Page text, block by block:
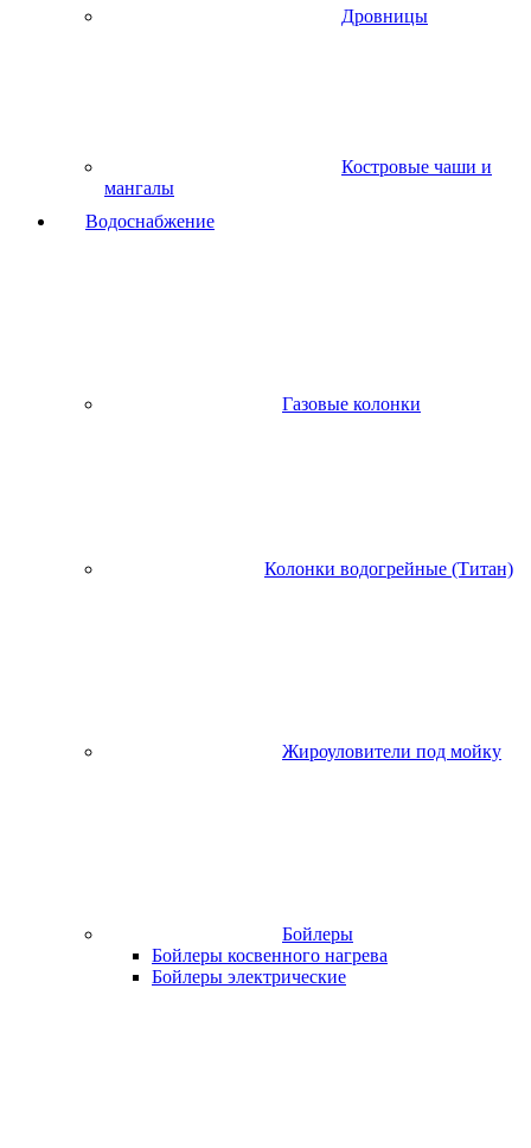
Дровницы
Костровые чаши и
мангалы
Водоснабжение
Газовые колонки
Колонки водогрейные (Титан)
Жироуловители под мойку
Бойлеры
Бойлеры косвенного нагрева
Бойлеры электрические